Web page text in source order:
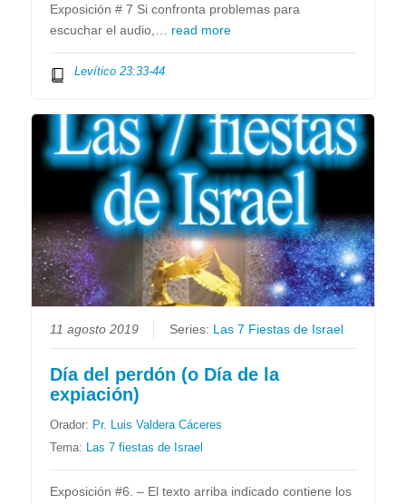
Exposición # 7 Si confronta problemas para
escuchar el audio,… read more
Levítico 23:33-44
11 agosto 2019 Series: Las 7 Fiestas de Israel
Día del perdón (o Día de la
expiación)
Orador: Pr. Luis Valdera Cáceres
Tema:
Las 7 fiestas de Israel
Exposición #6. – El texto arriba indicado contiene los